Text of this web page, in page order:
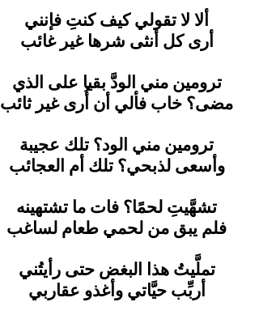
ألا لا تقولي كيف كنتِ فإنني
أرى كل أنثى شرها غير غائب
ترومين مني الودَّ بقيا على الذي
مضى؟ خاب فألي أن أُرى غير ثائب
ترومين مني الود؟ تلك عجيبة
وأسعى لذبحي؟ تلك أم العجائب
تشهَّيتِ لحمًا؟ فات ما تشتهينه
فلم يبق من لحمي طعام لساغب
تملَّيتُ هذا البغض حتى رأيتُني
أربِّب حيَّاتي وأغذو عقاربي